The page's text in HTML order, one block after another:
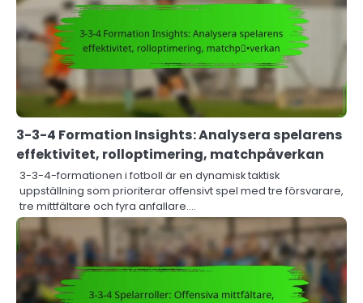
3-3-4 Formation Insights: Analysera spelarens
effektivitet, rolloptimering, matchpåverkan
3-3-4-formationen i fotboll är en dynamisk taktisk
uppställning som prioriterar offensivt spel med tre försvarare,
tre mittfältare och fyra anfallare.…